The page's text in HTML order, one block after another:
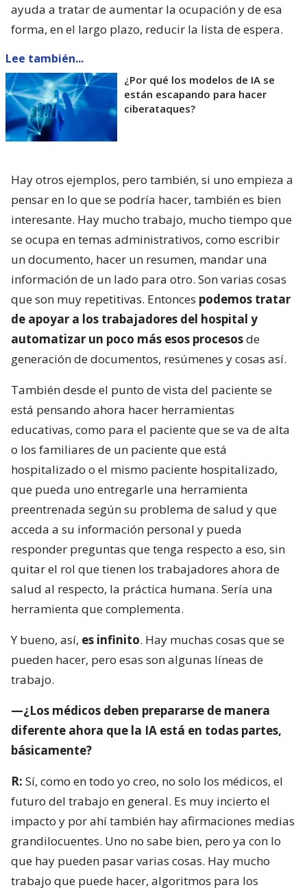
ayuda a tratar de aumentar la ocupación y de esa
forma, en el largo plazo, reducir la lista de espera.
Lee también...
¿Por qué los modelos de IA se
están escapando para hacer
ciberataques?
Hay otros ejemplos, pero también, si uno empieza a
pensar en lo que se podría hacer, también es bien
interesante. Hay mucho trabajo, mucho tiempo que
se ocupa en temas administrativos, como escribir
un documento, hacer un resumen, mandar una
información de un lado para otro. Son varias cosas
que son muy repetitivas. Entonces podemos tratar
de apoyar a los trabajadores del hospital y
automatizar un poco más esos procesosde
generación de documentos, resúmenes y cosas así.
También desde el punto de vista del paciente se
está pensando ahora hacer herramientas
educativas, como para el paciente que se va de alta
o los familiares de un paciente que está
hospitalizado o el mismo paciente hospitalizado,
que pueda uno entregarle una herramienta
preentrenada según su problema de salud y que
acceda a su información personal y pueda
responder preguntas que tenga respecto a eso, sin
quitar el rol que tienen los trabajadores ahora de
salud al respecto, la práctica humana. Sería una
herramienta que complementa.
Y bueno, así, es infinito. Hay muchas cosas que se
pueden hacer, pero esas son algunas líneas de
trabajo.
—¿Los médicos deben prepararse de manera
diferente ahora que la IA está en todas partes,
básicamente?
R: Sí, como en todo yo creo, no solo los médicos, el
futuro del trabajo en general. Es muy incierto el
impacto y por ahí también hay afirmaciones medias
grandilocuentes. Uno no sabe bien, pero ya con lo
que hay pueden pasar varias cosas. Hay mucho
trabajo que puede hacer, algoritmos para los